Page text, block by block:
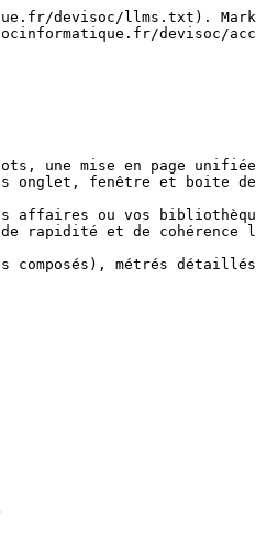
devisoc/llms.txt).
devisoc/
une mise en page
onglet, fenêtre et boite
affaires ou vos
rapidité et de cohérence
composés), métrés